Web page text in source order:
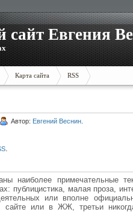
Евгения
Карта сайта RSS
Автор: Евгений Веснин
.
наиболее примечательные
публицистика, малая проза,
или вполне
или в ЖЖ, третьи